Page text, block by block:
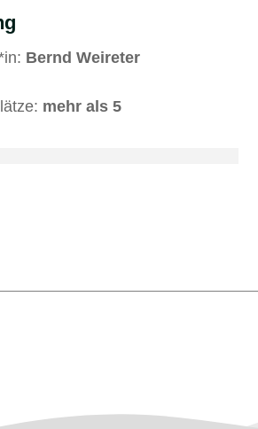
Bernd Weireter
mehr als 5